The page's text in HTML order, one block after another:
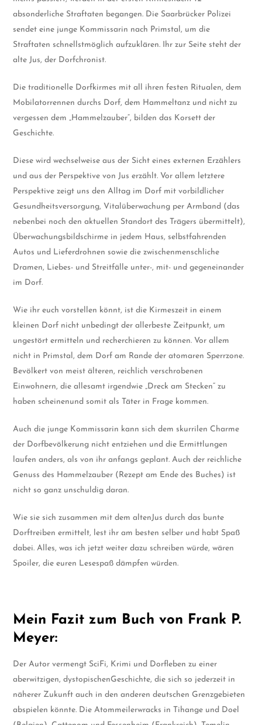
absonderliche Straftaten begangen. Die Saarbrücker Polizei
sendet eine junge Kommissarin nach Primstal, um die
Straftaten schnellstmöglich aufzuklären. Ihr zur Seite steht der
alte Jus, der Dorfchronist.
Die traditionelle Dorfkirmes mit all ihren festen Ritualen, dem
Mobilatorrennen durchs Dorf, dem Hammeltanz und nicht zu
vergessen dem „Hammelzauber“, bilden das Korsett der
Geschichte.
Diese wird wechselweise aus der Sicht eines externen Erzählers
und aus der Perspektive von Jus erzählt. Vor allem letztere
Perspektive zeigt uns den Alltag im Dorf mit vorbildlicher
Gesundheitsversorgung, Vitalüberwachung per Armband (das
nebenbei noch den aktuellen Standort des Trägers übermittelt),
Überwachungsbildschirme in jedem Haus, selbstfahrenden
Autos und Lieferdrohnen sowie die zwischenmenschliche
Dramen, Liebes- und Streitfälle unter-, mit- und gegeneinander
im Dorf.
Wie ihr euch vorstellen könnt, ist die Kirmeszeit in einem
kleinen Dorf nicht unbedingt der allerbeste Zeitpunkt, um
ungestört ermitteln und recherchieren zu können. Vor allem
nicht in Primstal, dem Dorf am Rande der atomaren Sperrzone.
Bevölkert von meist älteren, reichlich verschrobenen
Einwohnern, die allesamt irgendwie „Dreck am Stecken“ zu
haben scheinenund somit als Täter in Frage kommen.
Auch die junge Kommissarin kann sich dem skurrilen Charme
der Dorfbevölkerung nicht entziehen und die Ermittlungen
laufen anders, als von ihr anfangs geplant. Auch der reichliche
Genuss des Hammelzauber (Rezept am Ende des Buches) ist
nicht so ganz unschuldig daran.
Wie sie sich zusammen mit dem altenJus durch das bunte
Dorftreiben ermittelt, lest ihr am besten selber und habt Spaß
dabei. Alles, was ich jetzt weiter dazu schreiben würde, wären
Spoiler, die euren Lesespaß dämpfen würden.
Mein Fazit zum Buch von Frank P.
Meyer:
Der Autor vermengt SciFi, Krimi und Dorfleben zu einer
aberwitzigen, dystopischenGeschichte, die sich so jederzeit in
näherer Zukunft auch in den anderen deutschen Grenzgebieten
abspielen könnte. Die Atommeilerwracks in Tihange und Doel